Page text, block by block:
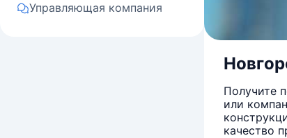
Управляющая компания
Получите
или
качество